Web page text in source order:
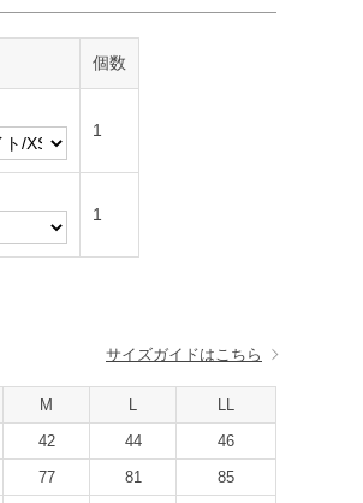
個数
1
1
サイズガイドはこちら
M L
LL
42 44
46
77 81
85